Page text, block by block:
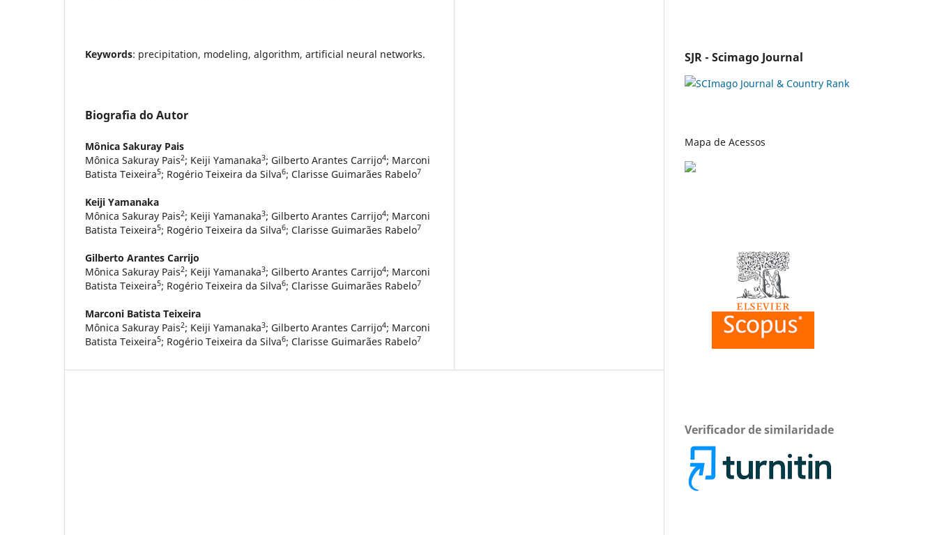
Keywords: precipitation, modeling, algorithm, artificial neural networks.
Biografia do Autor
Mônica Sakuray Pais
Mônica Sakuray Pais2; Keiji Yamanaka3; Gilberto Arantes Carrijo4; Marconi
Batista Teixeira5; Rogério Teixeira da Silva6; Clarisse Guimarães Rabelo7
Keiji Yamanaka
Mônica Sakuray Pais2; Keiji Yamanaka3; Gilberto Arantes Carrijo4; Marconi
Batista Teixeira5; Rogério Teixeira da Silva6; Clarisse Guimarães Rabelo7
Gilberto Arantes Carrijo
Mônica Sakuray Pais2; Keiji Yamanaka3; Gilberto Arantes Carrijo4; Marconi
Batista Teixeira5; Rogério Teixeira da Silva6; Clarisse Guimarães Rabelo7
Marconi Batista Teixeira
Mônica Sakuray Pais2; Keiji Yamanaka3; Gilberto Arantes Carrijo4; Marconi
Batista Teixeira5; Rogério Teixeira da Silva6; Clarisse Guimarães Rabelo7
SJR - Scimago Journal
Mapa de Acessos
Verificador de similaridade